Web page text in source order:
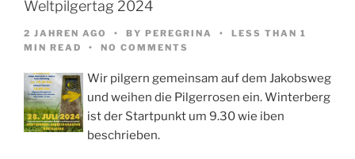
Weltpilgertag 2024
2 JAHREN AGO BY PEREGRINA
LESS THAN 1
MIN READ
NO COMMENTS
Wir pilgern gemeinsam auf dem Jakobsweg
und weihen die Pilgerrosen ein. Winterberg
ist der Startpunkt um 9.30 wie iben
beschrieben.